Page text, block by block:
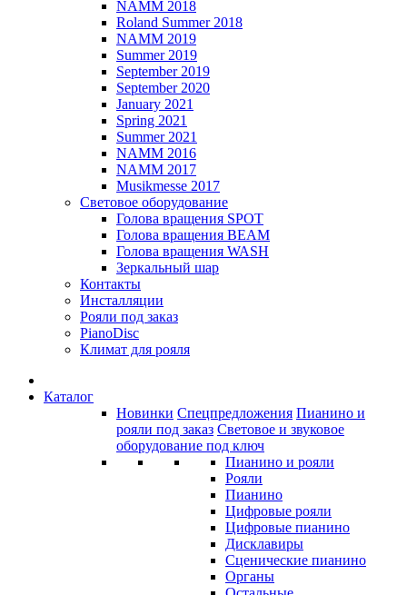
NAMM 2018
Roland Summer 2018
NAMM 2019
Summer 2019
September 2019
September 2020
January 2021
Spring 2021
Summer 2021
NAMM 2016
NAMM 2017
Musikmesse 2017
Световое оборудование
Голова вращения SPOT
Голова вращения BEAM
Голова вращения WASH
Зеркальный шар
Контакты
Инсталляции
Рояли под заказ
PianoDisc
Климат для рояля
Каталог
Новинки Спецпредложения Пианино и
рояли под заказ Световое и звуковое
оборудование под ключ
Пианино и рояли
Рояли
Пианино
Цифровые рояли
Цифровые пианино
Дисклавиры
Сценические пианино
Органы